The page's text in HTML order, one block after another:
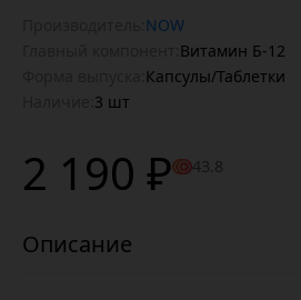
NOW
Витамин Б-12
Капсулы/Таблетки
3 шт
2 190 ₽ 43.8